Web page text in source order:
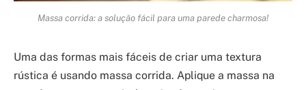
Massa corrida: a solução fácil para uma parede charmosa!
Uma das formas mais fáceis de criar uma textura
rústica é usando massa corrida. Aplique a massa na